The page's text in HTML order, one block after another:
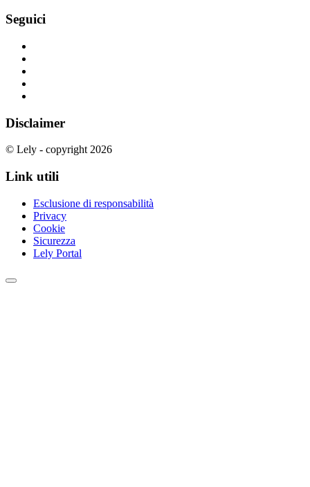
Seguici
Disclaimer
© Lely - copyright 2026
Link utili
Esclusione di responsabilità
Privacy
Cookie
Sicurezza
Lely Portal